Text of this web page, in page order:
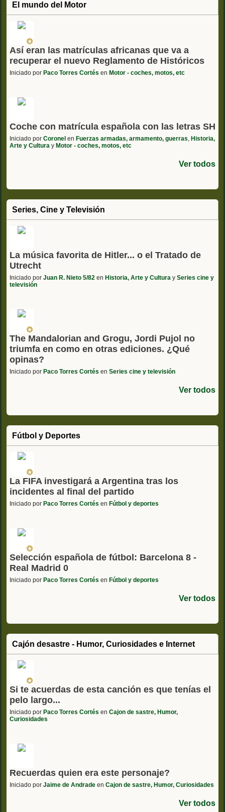
El mundo del Motor
Así eran las matrículas africanas que va a
recuperar el nuevo Reglamento de Históricos
Iniciado por Paco Torres Cortés en Motor - coches, motos, etc
Coche con matrícula española con las letras SH
Iniciado por Coronel en Fuerzas armadas, armamento, guerras, Historia,
Arte y Cultura y Motor - coches, motos, etc
Ver todos
Series, Cine y Televisión
La música favorita de Hitler... o el Tratado de
Utrecht
Iniciado por Juan R. Nieto 5/82 en Historia, Arte y Cultura y Series cine y
televisión
The Mandalorian and Grogu, Jordi Pujol no
triumfa en como en otras ediciones. ¿Qué
opinas?
Iniciado por Paco Torres Cortés en Series cine y televisión
Ver todos
Fútbol y Deportes
La FIFA investigará a Argentina tras los
incidentes al final del partido
Iniciado por Paco Torres Cortés en Fútbol y deportes
Selección española de fútbol: Barcelona 8 -
Real Madrid 0
Iniciado por Paco Torres Cortés en Fútbol y deportes
Ver todos
Cajón desastre - Humor, Curiosidades e Internet
Si te acuerdas de esta canción es que tenías el
pelo largo...
Iniciado por Paco Torres Cortés en Cajon de sastre, Humor,
Curiosidades
Recuerdas quien era este personaje?
Iniciado por Jaime de Andrade en Cajon de sastre, Humor, Curiosidades
Ver todos